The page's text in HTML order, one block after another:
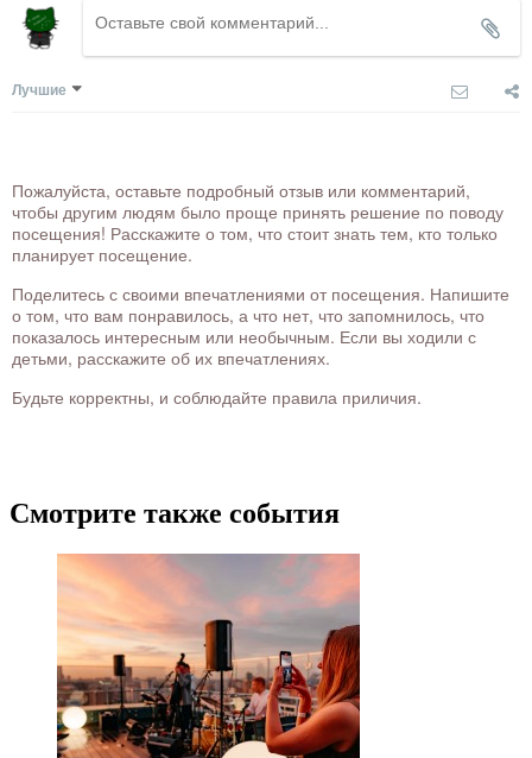
Лучшие
Пожалуйста, оставьте подробный отзыв или комментарий,
чтобы другим людям было проще принять решение по поводу
посещения! Расскажите о том, что стоит знать тем, кто только
планирует посещение.
Поделитесь с своими впечатлениями от посещения. Напишите
о том, что вам понравилось, а что нет, что запомнилось, что
показалось интересным или необычным. Если вы ходили с
детьми, расскажите об их впечатлениях.
Будьте корректны, и соблюдайте правила приличия.
Смотрите также события